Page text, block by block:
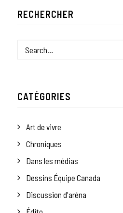
RECHERCHER
CATÉGORIES
Art de vivre
Chroniques
Dans les médias
Dessins Équipe Canada
Discussion d'aréna